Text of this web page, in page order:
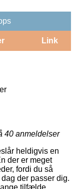
Link
40 anmeldelser
heldigvis en
der er meget
fordi du så
der passer dig.
tilfælde